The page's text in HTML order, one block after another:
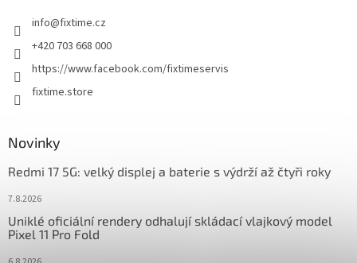
info@fixtime.cz
+420 703 668 000
https://www.facebook.com/fixtimeservis
fixtime.store
Novinky
Redmi 17 5G: velký displej a baterie s výdrží až čtyři roky
7.8.2026
Uniklé oficiální rendery odhalují skládací vlajkový model
Pixel 11 Pro Fold